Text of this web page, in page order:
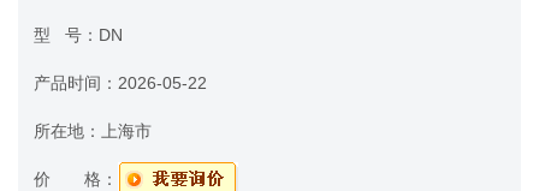
型 号： DN
产品时间： 2026-05-22
所在地： 上海市
价 格：